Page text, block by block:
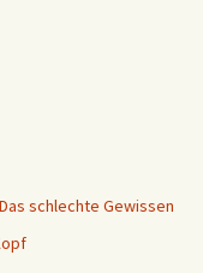
schlechte Gewissen